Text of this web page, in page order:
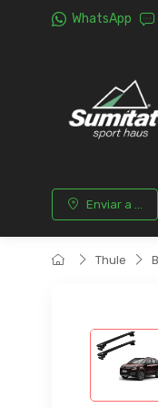
WhatsApp
Enviar a ...
Thule